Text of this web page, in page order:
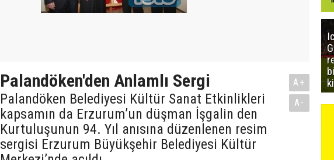
Palandöken'den Anlamlı Sergi
Palandöken Belediyesi Kültür Sanat Etkinlikleri
kapsamın da Erzurum’un düşman İşgalin den
Kurtuluşunun 94. Yıl anısına düzenlenen resim
sergisi Erzurum Büyükşehir Belediyesi Kültür
A+
A-